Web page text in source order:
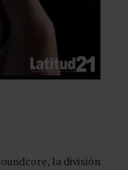
la división